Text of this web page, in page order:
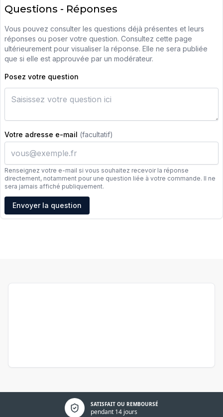
Questions - Réponses
Vous pouvez consulter les questions déjà présentes et leurs
réponses ou poser votre question. Consultez cette page
ultérieurement pour visualiser la réponse. Elle ne sera publiée
que si elle est approuvée par un modérateur.
Posez votre question
Votre adresse e-mail (facultatif)
Renseignez votre e-mail si vous souhaitez recevoir la réponse
directement, notamment pour une question liée à votre commande. Il ne
sera jamais affiché publiquement.
Adresse e-mail
Envoyer la question
SATISFAIT OU REMBOURSÉ
pendant 14 jours
Politique de confidentialité